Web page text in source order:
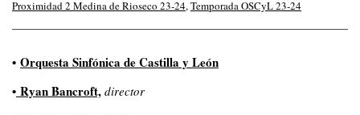
Proximidad 2 Medina de Rioseco 23-24,Temporada OSCyL 23-24
• Orquesta Sinfónica de Castilla y León
• Ryan Bancroft, director